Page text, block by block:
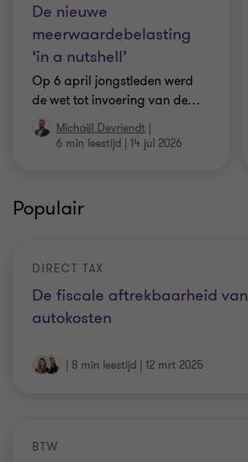
De nieuwe
meerwaardebelasting
‘in a nutshell’
Op 6 april jongstleden werd
de wet tot invoering van de…
Michaël Devriendt |
6 min leestijd | 14 jul 2026
Populair
De fiscale aftrekbaarheid van
autokosten
DIRECT TAX
| 8 min leestijd | 12 mrt 2025
BTW